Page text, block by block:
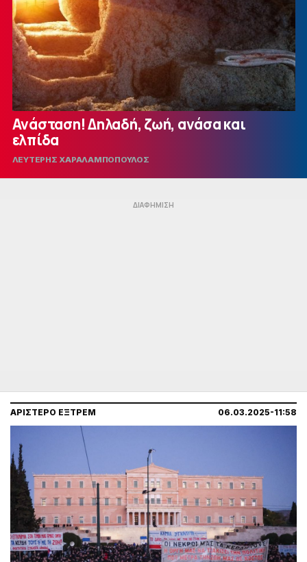
Ανάσταση! Δηλαδή, ζωή, ανάσα και
ελπίδα
ΛΕΥΤΕΡΗΣ ΧΑΡΑΛΑΜΠΟΠΟΥΛΟΣ
ΑΡΙΣΤΕΡΟ ΕΞΤΡΕΜ 06.03.2025-11:58